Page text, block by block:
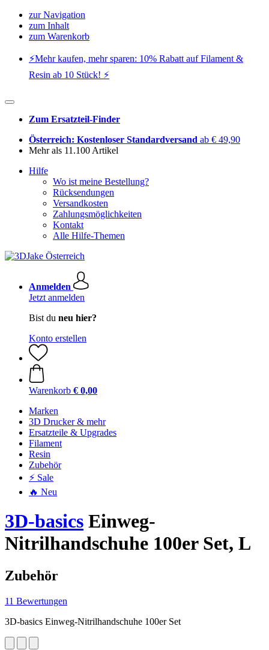
zur Navigation
zum Inhalt
zum Warenkorb
⚡️Mehr kaufen, mehr sparen: 10% Rabatt auf Filament &
Resin ab 10 Stück! ⚡️
Zum Ersatzteil-Finder
Österreich: Kostenloser Standardversand ab € 49,90
Mehr als 11.100 Artikel
Hilfe
Wo ist meine Bestellung?
Rücksendungen
Versandkosten
Zahlungsmöglichkeiten
Kontakt
Alle Hilfe-Themen
Anmelden
Jetzt anmelden
Bist du neu hier?
Konto erstellen
Warenkorb € 0,00
Marken
3D Drucker & mehr
Ersatzteile & Upgrades
Filament
Resin
Zubehör
⚡ Sale
🔥 Neu
3D-basics Einweg-
Nitrilhandschuhe 100er Set, L
Zubehör
11 Bewertungen
3D-basics Einweg-Nitrilhandschuhe 100er Set